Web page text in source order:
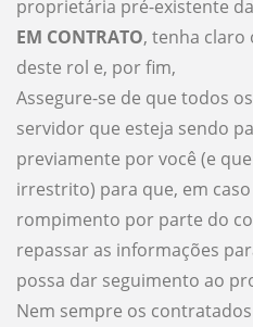
proprietária pré-existente
EM CONTRATO, tenha
deste rol e, por fim,
Assegure-se de que todos
servidor que esteja sendo
previamente por você (e
irrestrito) para que, em
rompimento por parte do
repassar as informações
possa dar seguimento ao
Nem sempre os